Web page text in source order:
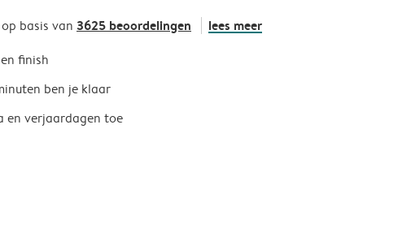
op basis van 3625 beoordelingen lees meer
finish
ben je klaar
en verjaardagen toe